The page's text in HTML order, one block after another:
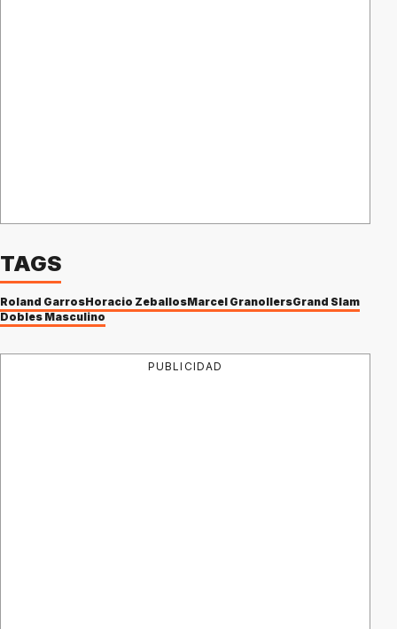
TAGS
Roland GarrosHoracio ZeballosMarcel GranollersGrand Slam
Dobles Masculino
PUBLICIDAD